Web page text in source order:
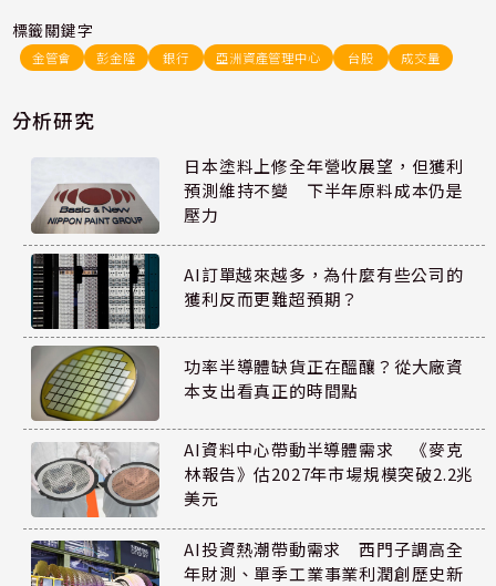
標籤關鍵字
金管會 彭金隆 銀行 亞洲資產管理中心 台股 成交量
分析研究
日本塗料上修全年營收展望，但獲利
預測維持不變 下半年原料成本仍是
壓力
AI訂單越來越多，為什麼有些公司的
獲利反而更難超預期？
功率半導體缺貨正在醞釀？從大廠資
本支出看真正的時間點
AI資料中心帶動半導體需求 《麥克
林報告》估2027年市場規模突破2.2兆
美元
AI投資熱潮帶動需求 西門子調高全
年財測、單季工業事業利潤創歷史新